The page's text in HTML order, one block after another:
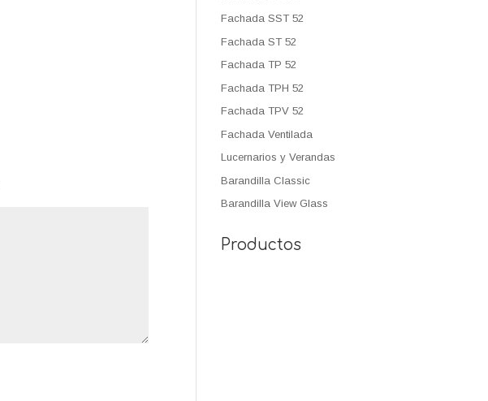
Fachada SST 52
Fachada ST 52
Fachada TP 52
Fachada TPH 52
Fachada TPV 52
Fachada Ventilada
Lucernarios y Verandas
Barandilla Classic
Barandilla View Glass
Productos